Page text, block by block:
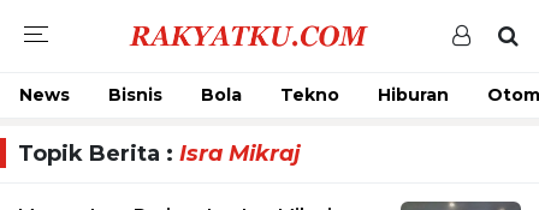
News Bisnis Bola Tekno Hiburan
Topik Berita : Isra Mikraj